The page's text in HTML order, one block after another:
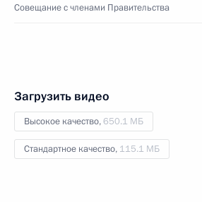
Совещание с членами Правительства
Загрузить видео
Высокое качество,650.1 МБ
Стандартное качество, 115.1 МБ